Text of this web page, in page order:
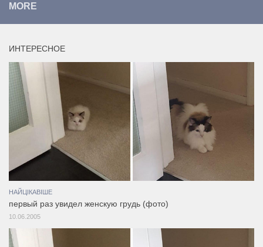
MORE
ИНТЕРЕСНОЕ
НАЙЦІКАВІШЕ
первый раз увидел женскую грудь (фото)
10.06.2005